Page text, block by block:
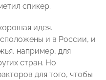
спикер.
идея.
и в России, и
например, для
стран. Но
для того, чтобы